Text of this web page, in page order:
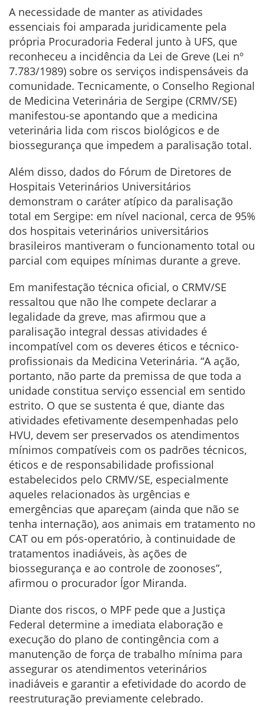
A necessidade de manter as atividades
essenciais foi amparada juridicamente pela
própria Procuradoria Federal junto à UFS, que
reconheceu a incidência da Lei de Greve (Lei nº
7.783/1989) sobre os serviços indispensáveis da
comunidade. Tecnicamente, o Conselho Regional
de Medicina Veterinária de Sergipe (CRMV/SE)
manifestou-se apontando que a medicina
veterinária lida com riscos biológicos e de
biossegurança que impedem a paralisação total.
Além disso, dados do Fórum de Diretores de
Hospitais Veterinários Universitários
demonstram o caráter atípico da paralisação
total em Sergipe: em nível nacional, cerca de 95%
dos hospitais veterinários universitários
brasileiros mantiveram o funcionamento total ou
parcial com equipes mínimas durante a greve.
Em manifestação técnica oficial, o CRMV/SE
ressaltou que não lhe compete declarar a
legalidade da greve, mas afirmou que a
paralisação integral dessas atividades é
incompatível com os deveres éticos e técnico-
profissionais da Medicina Veterinária. “A ação,
portanto, não parte da premissa de que toda a
unidade constitua serviço essencial em sentido
estrito. O que se sustenta é que, diante das
atividades efetivamente desempenhadas pelo
HVU, devem ser preservados os atendimentos
mínimos compatíveis com os padrões técnicos,
éticos e de responsabilidade profissional
estabelecidos pelo CRMV/SE, especialmente
aqueles relacionados às urgências e
emergências que apareçam (ainda que não se
tenha internação), aos animais em tratamento no
CAT ou em pós-operatório, à continuidade de
tratamentos inadiáveis, às ações de
biossegurança e ao controle de zoonoses”,
afirmou o procurador Ígor Miranda.
Diante dos riscos, o MPF pede que a Justiça
Federal determine a imediata elaboração e
execução do plano de contingência com a
manutenção de força de trabalho mínima para
assegurar os atendimentos veterinários
inadiáveis e garantir a efetividade do acordo de
reestruturação previamente celebrado.